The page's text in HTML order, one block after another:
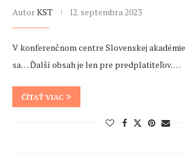
AutorKST 12. septembra 2023
V konferenčnom centre Slovenskej
sa… Ďalší obsah je len pre predplatiteľov. …
ČÍTAŤ VIAC